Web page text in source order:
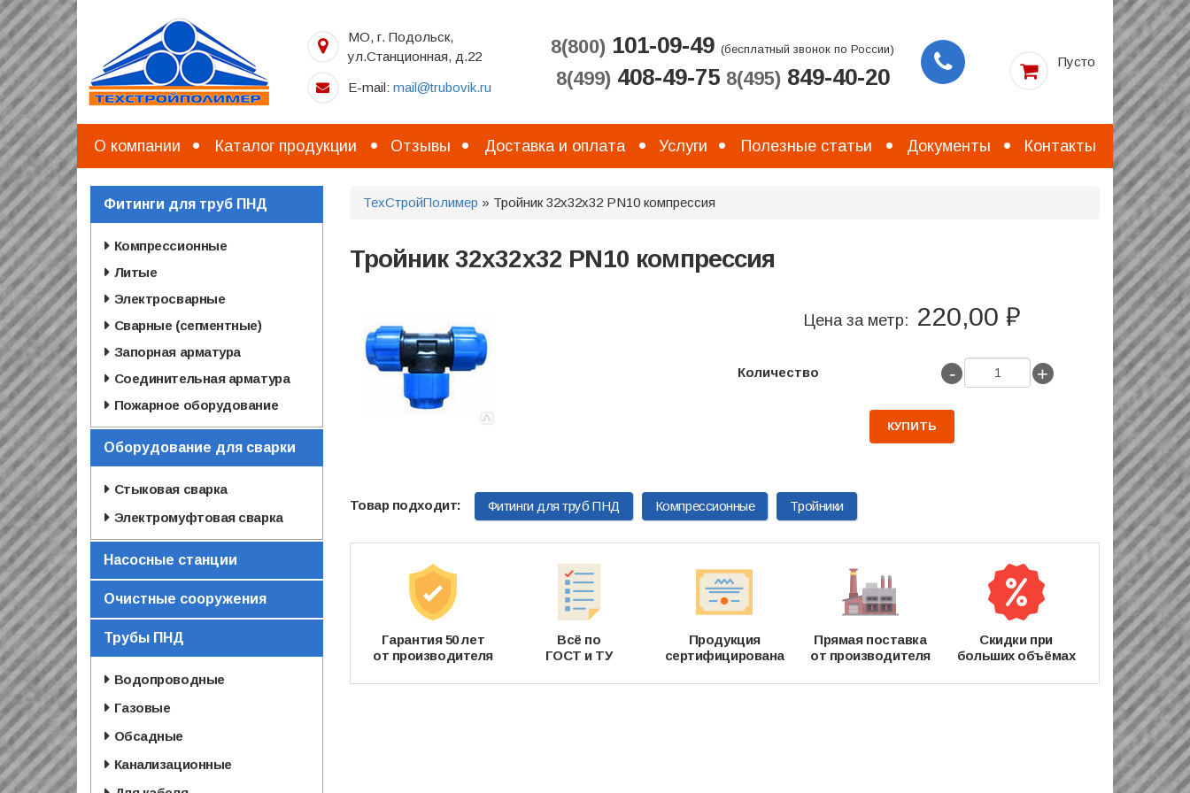
Перейти
к
основному
содержанию
МО, г. Подольск,
ул.Станционная, д.22
E-mail: mail@trubovik.ru
8(800) 101-09-49 (бесплатный звонок по России)
8(499) 408-49-75 8(495) 849-40-20
звонок
Пусто
О компании Каталог продукции Отзывы Доставка и оплата Услуги Полезные статьи Документы Контакты
Фитинги для труб ПНД
Компрессионные
Литые
Электросварные
Сварные (сегментные)
Запорная арматура
Соединительная арматура
Пожарное оборудование
Оборудование для сварки
Стыковая сварка
Электромуфтовая сварка
Насосные станции
Очистные сооружения
Трубы ПНД
Водопроводные
Газовые
Обсадные
Канализационные
ТехСтройПолимер » Тройник 32х32х32 PN10 компрессия
Тройник 32х32х32 PN10 компрессия
Цена за метр: 220,00 ₽
Количество - +
КУПИТЬ
Фитинги для труб ПНД Компрессионные Тройники
Гарантия 50 лет
от производителя
Всё по
ГОСТ и ТУ
Продукция
сертифицирована
Прямая поставка
от производителя
Скидки при
больших объёмах